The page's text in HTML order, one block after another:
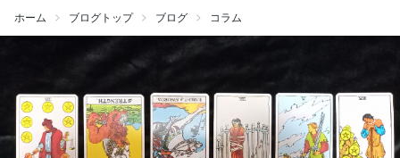
ホーム ブログトップ ブログ コラム